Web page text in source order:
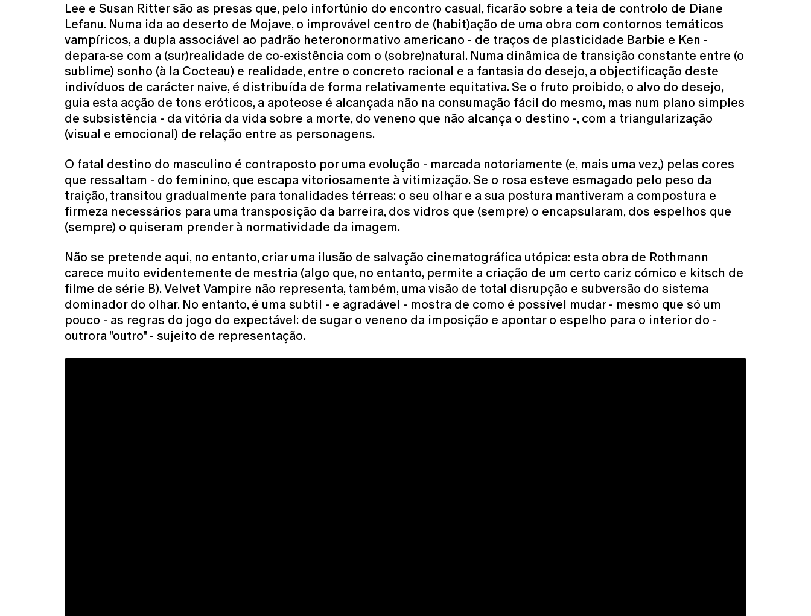
Lee e Susan Ritter são as presas que, pelo infortúnio do encontro casual, ficarão sobre a teia de controlo de Diane
Lefanu. Numa ida ao deserto de Mojave, o improvável centro de (habit)ação de uma obra com contornos temáticos
vampíricos, a dupla associável ao padrão heteronormativo americano - de traços de plasticidade Barbie e Ken -
depara-se com a (sur)realidade de co-existência com o (sobre)natural. Numa dinâmica de transição constante entre (o
sublime) sonho (à la Cocteau) e realidade, entre o concreto racional e a fantasia do desejo, a objectificação deste
indivíduos de carácter naive, é distribuída de forma relativamente equitativa. Se o fruto proibido, o alvo do desejo,
guia esta acção de tons eróticos, a apoteose é alcançada não na consumação fácil do mesmo, mas num plano simples
de subsistência - da vitória da vida sobre a morte, do veneno que não alcança o destino -, com a triangularização
(visual e emocional) de relação entre as personagens.
O fatal destino do masculino é contraposto por uma evolução - marcada notoriamente (e, mais uma vez,) pelas cores
que ressaltam - do feminino, que escapa vitoriosamente à vitimização. Se o rosa esteve esmagado pelo peso da
traição, transitou gradualmente para tonalidades térreas: o seu olhar e a sua postura mantiveram a compostura e
firmeza necessários para uma transposição da barreira, dos vidros que (sempre) o encapsularam, dos espelhos que
(sempre) o quiseram prender à normatividade da imagem.
Não se pretende aqui, no entanto, criar uma ilusão de salvação cinematográfica utópica: esta obra de Rothmann
carece muito evidentemente de mestria (algo que, no entanto, permite a criação de um certo cariz cómico e kitsch de
filme de série B). Velvet Vampire não representa, também, uma visão de total disrupção e subversão do sistema
dominador do olhar. No entanto, é uma subtil - e agradável - mostra de como é possível mudar - mesmo que só um
pouco - as regras do jogo do expectável: de sugar o veneno da imposição e apontar o espelho para o interior do -
outrora "outro" - sujeito de representação.